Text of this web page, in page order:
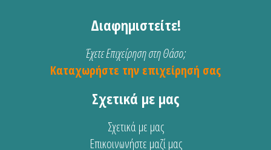
Διαφημιστείτε!
Έχετε Επιχείρηση στη Θάσο;
Καταχωρήστε την επιχείρησή σας
Σχετικά με μας
Σχετικά με μας
Επικοινωνήστε μαζί μας